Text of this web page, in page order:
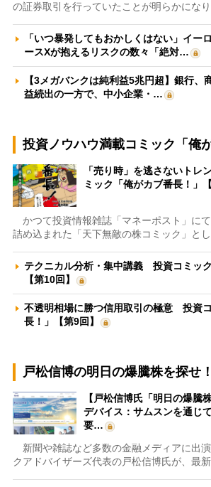
の証券取引を行っていたことが明らかにな
「いつ暴発してもおかしくはない」イー
ースXが抱えるリスクの数々「絶対…
【3メガバンクは純利益5兆円超】銀行、
益続出の一方で、中小企業・…
投資ノウハウ満載コミック「俺
「売り時」を逃さないト
ミック「俺がカブ番長！」
かつて投資情報雑誌「マネーポスト」に
詰め込まれた「天下無敵の株コミック」と
テクニカル分析・集中講義 投資コミック
【第10回】
不透明相場に勝つ信用取引の極意 投資
長！」【第9回】
戸松信博の明日の爆騰株を探せ！
【戸松信博氏「明日の爆騰
デバイス：サムスンを通じ
要…
新聞や雑誌など多数の金融メディアに出
クアドバイザーズ代表の戸松信博氏が、最